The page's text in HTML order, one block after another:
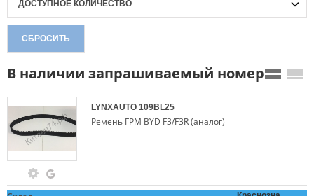
ДОСТУПНОЕ КОЛИЧЕСТВО
СБРОСИТЬ
В наличии запрашиваемый номер
LYNXAUTO 109BL25
Ремень ГРМ BYD F3/F3R (аналог)